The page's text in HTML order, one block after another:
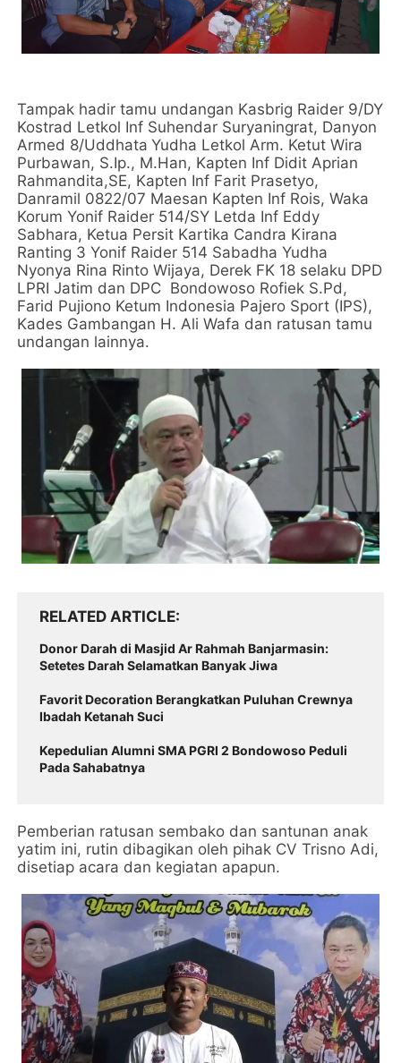
Tampak hadir tamu undangan Kasbrig Raider 9/DY
Kostrad Letkol Inf Suhendar Suryaningrat, Danyon
Armed 8/Uddhata Yudha Letkol Arm. Ketut Wira
Purbawan, S.Ip., M.Han, Kapten Inf Didit Aprian
Rahmandita,SE, Kapten Inf Farit Prasetyo,
Danramil 0822/07 Maesan Kapten Inf Rois, Waka
Korum Yonif Raider 514/SY Letda Inf Eddy
Sabhara, Ketua Persit Kartika Candra Kirana
Ranting 3 Yonif Raider 514 Sabadha Yudha
Nyonya Rina Rinto Wijaya, Derek FK 18 selaku DPD
LPRI Jatim dan DPC Bondowoso Rofiek S.Pd,
Farid Pujiono Ketum Indonesia Pajero Sport (IPS),
Kades Gambangan H. Ali Wafa dan ratusan tamu
undangan lainnya.
RELATED ARTICLE
Donor Darah di Masjid Ar Rahmah Banjarmasin:
Setetes Darah Selamatkan Banyak Jiwa
Favorit Decoration Berangkatkan Puluhan Crewnya
Ibadah Ketanah Suci
Kepedulian Alumni SMA PGRI 2 Bondowoso Peduli
Pada Sahabatnya
Pemberian ratusan sembako dan santunan anak
yatim ini, rutin dibagikan oleh pihak CV Trisno Adi,
disetiap acara dan kegiatan apapun.